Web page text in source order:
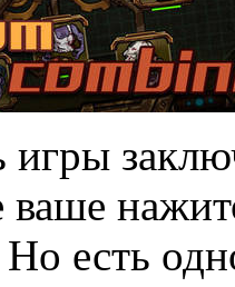
игры
ваше
Но есть